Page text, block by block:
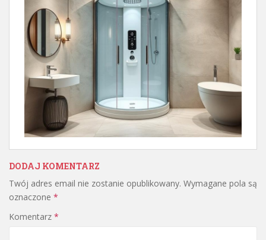
DODAJ KOMENTARZ
Twój adres email nie zostanie opublikowany. Wymagane pola są
oznaczone *
Komentarz *